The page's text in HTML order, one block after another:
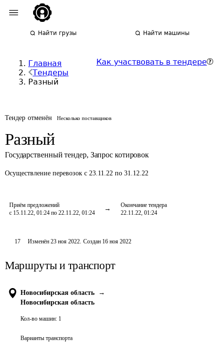
Найти грузы Найти машины
Главная
Тендеры
Разный
Как участвовать в тендере
Тендер отменён Несколько поставщиков
Разный
Государственный тендер, Запрос котировок
Осуществление перевозок с 23.11.22 по 31.12.22
Приём предложений
с 15.11.22, 01:24 по 22.11.22, 01:24
Окончание тендера
22.11.22, 01:24
17 Изменён23 ноя 2022. Создан 16 ноя 2022
Маршруты и транспорт
Новосибирская область
→
Новосибирская область
Кол-во машин: 1
Варианты транспорта